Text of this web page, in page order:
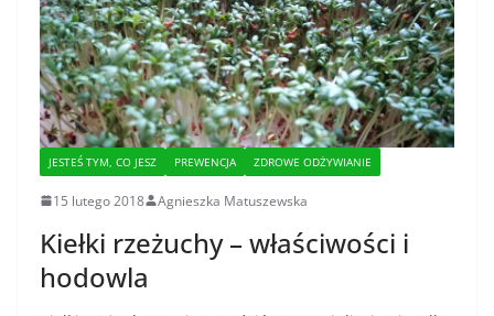
JESTEŚ TYM, CO JESZ PREWENCJA ZDROWE ODŻYWIANIE
15 lutego 2018 Agnieszka Matuszewska
Kiełki rzeżuchy – właściwości i
hodowla